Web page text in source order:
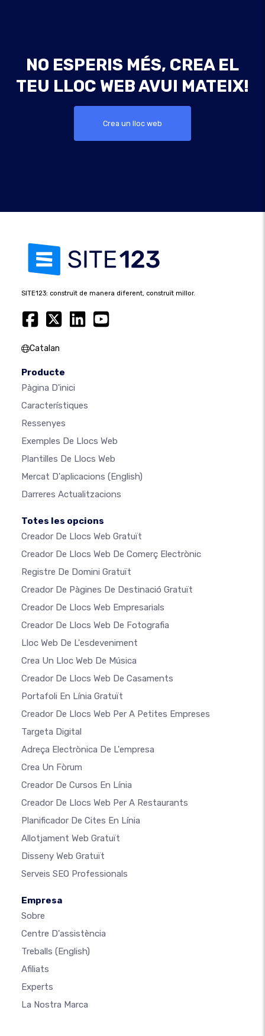
NO ESPERIS MÉS, CREA EL
TEU LLOC WEB AVUI MATEIX!
Crea un lloc web
SITE123: construït de manera diferent, construït millor.
Catalan
Producte
Pàgina D'inici
Característiques
Ressenyes
Exemples De Llocs Web
Plantilles De Llocs Web
Mercat D'aplicacions (English)
Darreres Actualitzacions
Totes les opcions
Creador De Llocs Web Gratuït
Creador De Llocs Web De Comerç Electrònic
Registre De Domini Gratuït
Creador De Pàgines De Destinació Gratuït
Creador De Llocs Web Empresarials
Creador De Llocs Web De Fotografia
Lloc Web De L'esdeveniment
Crea Un Lloc Web De Música
Creador De Llocs Web De Casaments
Portafoli En Línia Gratuït
Creador De Llocs Web Per A Petites Empreses
Targeta Digital
Adreça Electrònica De L'empresa
Crea Un Fòrum
Creador De Cursos En Línia
Creador De Llocs Web Per A Restaurants
Planificador De Cites En Línia
Allotjament Web Gratuït
Disseny Web Gratuït
Serveis SEO Professionals
Empresa
Sobre
Centre D'assistència
Treballs (English)
Afiliats
Experts
La Nostra Marca